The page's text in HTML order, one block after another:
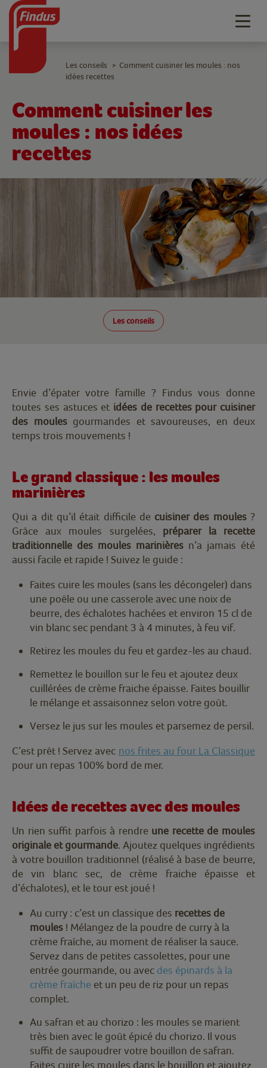
Comment cuisiner les
moules : nos idées
recettes
Les conseils
Les conseils > Comment cuisiner les moules : nos
idées recettes
Envie d’épater votre famille ? Findus vous donne
toutes ses astuces et idées de recettes pour cuisiner
des moulesgourmandes et savoureuses, en deux
temps trois mouvements !
Le grand classique : les moules
marinières
Qui a dit qu’il était difficile de cuisiner des moules?
Grâce aux moules surgelées, préparer la recette
traditionnelle des moules marinières n’a jamais été
aussi facile et rapide ! Suivez le guide :
Faites cuire les moules (sans les décongeler) dans
une poêle ou une casserole avec une noix de
beurre, des échalotes hachées et environ 15 cl de
vin blanc sec pendant 3 à 4 minutes, à feu vif.
Retirez les moules du feu et gardez-les au chaud.
Remettez le bouillon sur le feu et ajoutez deux
cuillérées de crème fraiche épaisse. Faites bouillir
le mélange et assaisonnez selon votre goût.
Versez le jus sur les moules et parsemez de persil.
C’est prêt ! Servez avec nos frites au four La Classique
pour un repas 100% bord de mer.
Idées de recettes avec des moules
Un rien suffit parfois à rendre une recette de moules
originale et gourmande. Ajoutez quelques ingrédients
à votre bouillon traditionnel (réalisé à base de beurre,
de vin blanc sec, de crème fraiche épaisse et
d’échalotes), et le tour est joué !
Au curry : c’est un classique des recettes de
moules ! Mélangez de la poudre de curry à la
crème fraîche, au moment de réaliser la sauce.
Servez dans de petites cassolettes, pour une
entrée gourmande, ou avec des épinards à la
crème fraîche et un peu de riz pour un repas
complet.
Au safran et au chorizo : les moules se marient
très bien avec le goût épicé du chorizo. Il vous
suffit de saupoudrer votre bouillon de safran.
Faites cuire les moules dans le bouillon et ajoutez